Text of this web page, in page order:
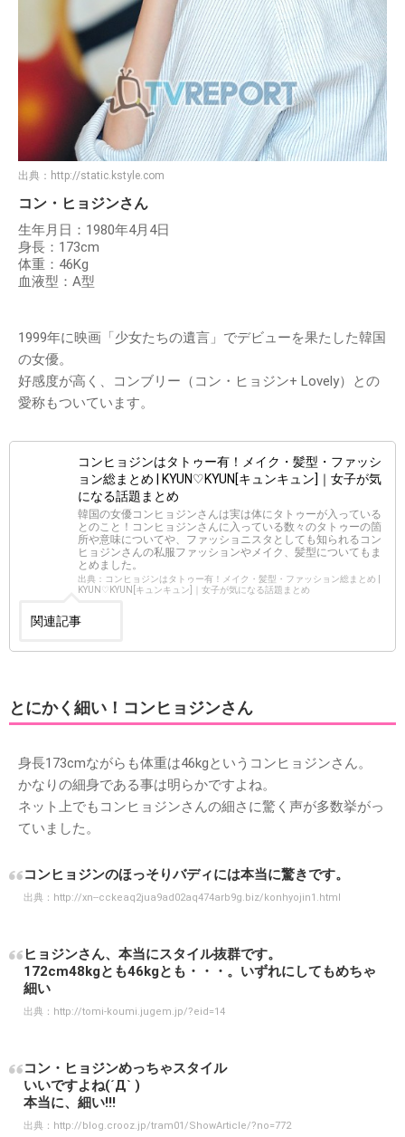
出典： http://static.kstyle.com
コン・ヒョジンさん
生年月日：1980年4月4日
身長：173cm
体重：46Kg
血液型：A型
1999年に映画「少女たちの遺言」でデビューを果たした韓国
の女優。
好感度が高く、コンブリー（コン・ヒョジン+ Lovely）との
愛称もついています。
コンヒョジンはタトゥー有！メイク・髪型・ファッシ
ョン総まとめ | KYUN♡KYUN[キュンキュン]｜女子が気
になる話題まとめ
韓国の女優コンヒョジンさんは実は体にタトゥーが入っている
とのこと！コンヒョジンさんに入っている数々のタトゥーの箇
所や意味についてや、ファッショニスタとしても知られるコン
ヒョジンさんの私服ファッションやメイク、髪型についてもま
とめました。
出典：コンヒョジンはタトゥー有！メイク・髪型・ファッション総まとめ |
KYUN♡KYUN[キュンキュン]｜女子が気になる話題まとめ
関連記事
とにかく細い！コンヒョジンさん
身長173cmながらも体重は46kgというコンヒョジンさん。
かなりの細身である事は明らかですよね。
ネット上でもコンヒョジンさんの細さに驚く声が多数挙がっ
ていました。
コンヒョジンのほっそりバディには本当に驚きです。
出典： http://xn--cckeaq2jua9ad02aq474arb9g.biz/konhyojin1.html
ヒョジンさん、本当にスタイル抜群です。
172cm48kgとも46kgとも・・・。いずれにしてもめちゃ
細い
出典： http://tomi-koumi.jugem.jp/?eid=14
コン・ヒョジンめっちゃスタイル
いいですよね(´Д` )
本当に、細い!!!
出典： http://blog.crooz.jp/tram01/ShowArticle/?no=772